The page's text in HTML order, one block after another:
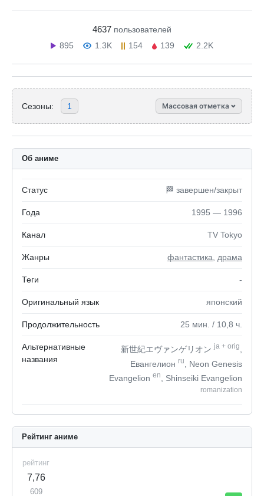
4637 пользователей
895
1.3K 154 139 2.2K
Сезоны: 1 Массовая отметка
Об аниме
Статус 🏁 завершен/закрыт
Года 1995 — 1996
Канал TV Tokyo
Жанры фантастика драма
Теги -
Оригинальный язык японский
Продолжительность 25 мин. / 10,8 ч.
Альтернативные
названия
新世紀エヴァンゲリオンja + orig
Евангелион ru
, Neon Genesis
Evangelion en , Shinseiki Evangelion
romanization
Рейтинг аниме
рейтинг
7,76
609